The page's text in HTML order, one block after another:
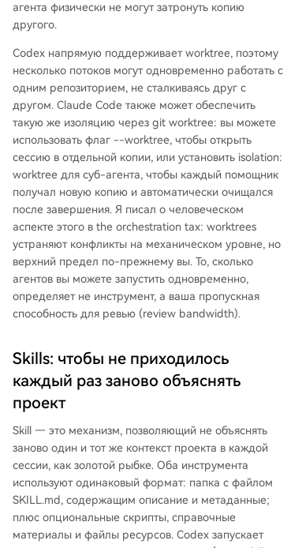
агента физически не могут затронуть копию
другого.
Codex напрямую поддерживает worktree, поэтому
несколько потоков могут одновременно работать с
одним репозиторием, не сталкиваясь друг с
другом. Claude Code также может обеспечить
такую же изоляцию через git worktree: вы можете
использовать флаг --worktree, чтобы открыть
сессию в отдельной копии, или установить isolation:
worktree для суб-агента, чтобы каждый помощник
получал новую копию и автоматически очищался
после завершения. Я писал о человеческом
аспекте этого в the orchestration tax: worktrees
устраняют конфликты на механическом уровне, но
верхний предел по-прежнему вы. То, сколько
агентов вы можете запустить одновременно,
определяет не инструмент, а ваша пропускная
способность для ревью (review bandwidth).
Skills: чтобы не приходилось
каждый раз заново объяснять
проект
Skill — это механизм, позволяющий не объяснять
заново один и тот же контекст проекта в каждой
сессии, как золотой рыбке. Оба инструмента
используют одинаковый формат: папка с файлом
SKILL.md, содержащим описание и метаданные;
плюс опциональные скрипты, справочные
материалы и файлы ресурсов. Codex запускает